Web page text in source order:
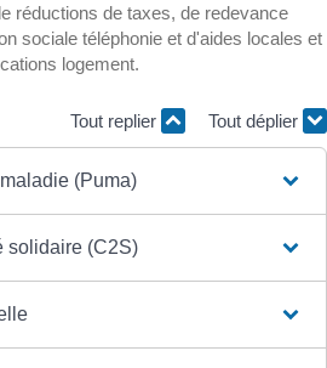
réductions de taxes, de redevance
sociale téléphonie et d'aides locales et
logement.
Tout replier Tout déplier
(Puma)
solidaire (C2S)